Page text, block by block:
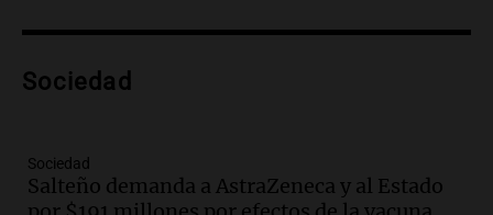
Episodios
metros del río Suquía y retiraron hasta
Episodios
Audio.La historia de la servilleta que
Sociedad
Sociedad
Salteño demanda a AstraZeneca y al Estado